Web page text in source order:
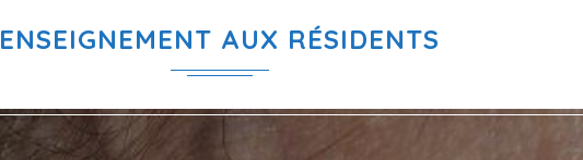
ENSEIGNEMENT AUX RÉSIDENTS